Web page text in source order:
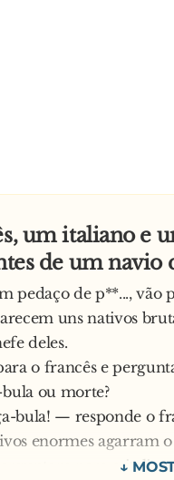
um italiano e
de um navio
pedaço de p**..., vão
uns nativos
deles.
o francês e
ou morte?
bula! — responde o
enormes agarram
para o